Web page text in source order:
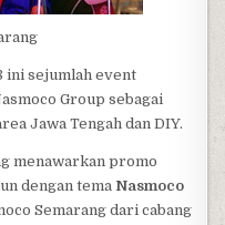
ini sejumlah event
Group sebagai
Jawa Tengah dan DIY.
menawarkan promo
dengan tema Nasmoco
Semarang dari cabang